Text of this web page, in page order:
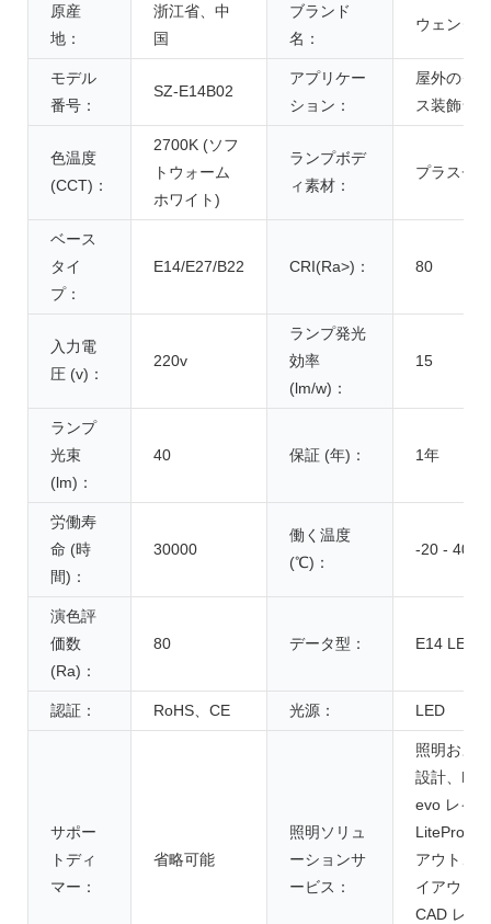
原産
地：
浙江省、中
国
ブランド
名：
ウェンダ
モデル
番号：
SZ-E14B02
アプリケー
ション：
屋外のク
ス装飾ラ
色温度
(CCT)：
2700K (ソフ
トウォーム
ホワイト)
ランプボデ
ィ素材：
プラスチ
ベース
タイ
プ：
E14/E27/B22 CRI(Ra>)： 80
入力電
圧 (v)：
220v
ランプ発光
効率
(lm/w)：
15
ランプ
光束
(lm)：
40 保証 (年)： 1年
労働寿
命 (時
間)：
30000
働く温度
(℃)：
-20 - 40
演色評
価数
(Ra)：
80 データ型： E14 LED
認証： RoHS、CE 光源： LED
サポー
トディ
マー：
省略可能
照明ソリュ
ーションサ
ービス：
照明およ
設計、
evo レイ
LitePro
アウト、
イアウト
CAD レイ